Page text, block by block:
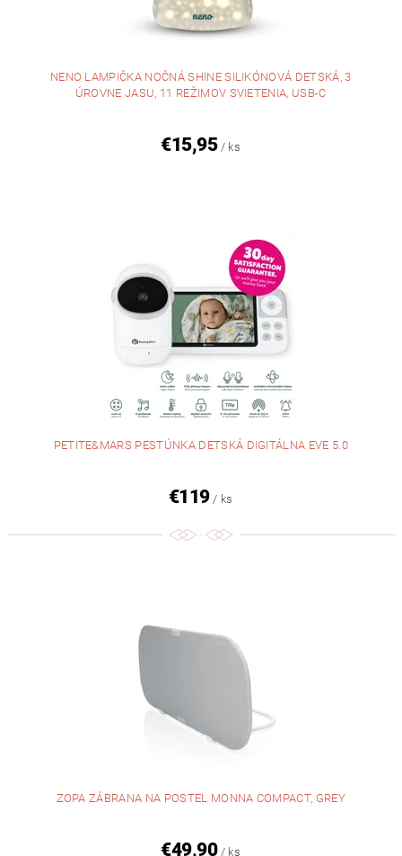
NENO LAMPIČKA NOČNÁ SHINE SILIKÓNOVÁ DETSKÁ, 3
ÚROVNE JASU, 11 REŽIMOV SVIETENIA, USB-C
€15,95 / ks
PETITE&MARS PESTÚNKA DETSKÁ DIGITÁLNA EVE 5.0
€119 / ks
ZOPA ZÁBRANA NA POSTEL MONNA COMPACT, GREY
€49,90 / ks